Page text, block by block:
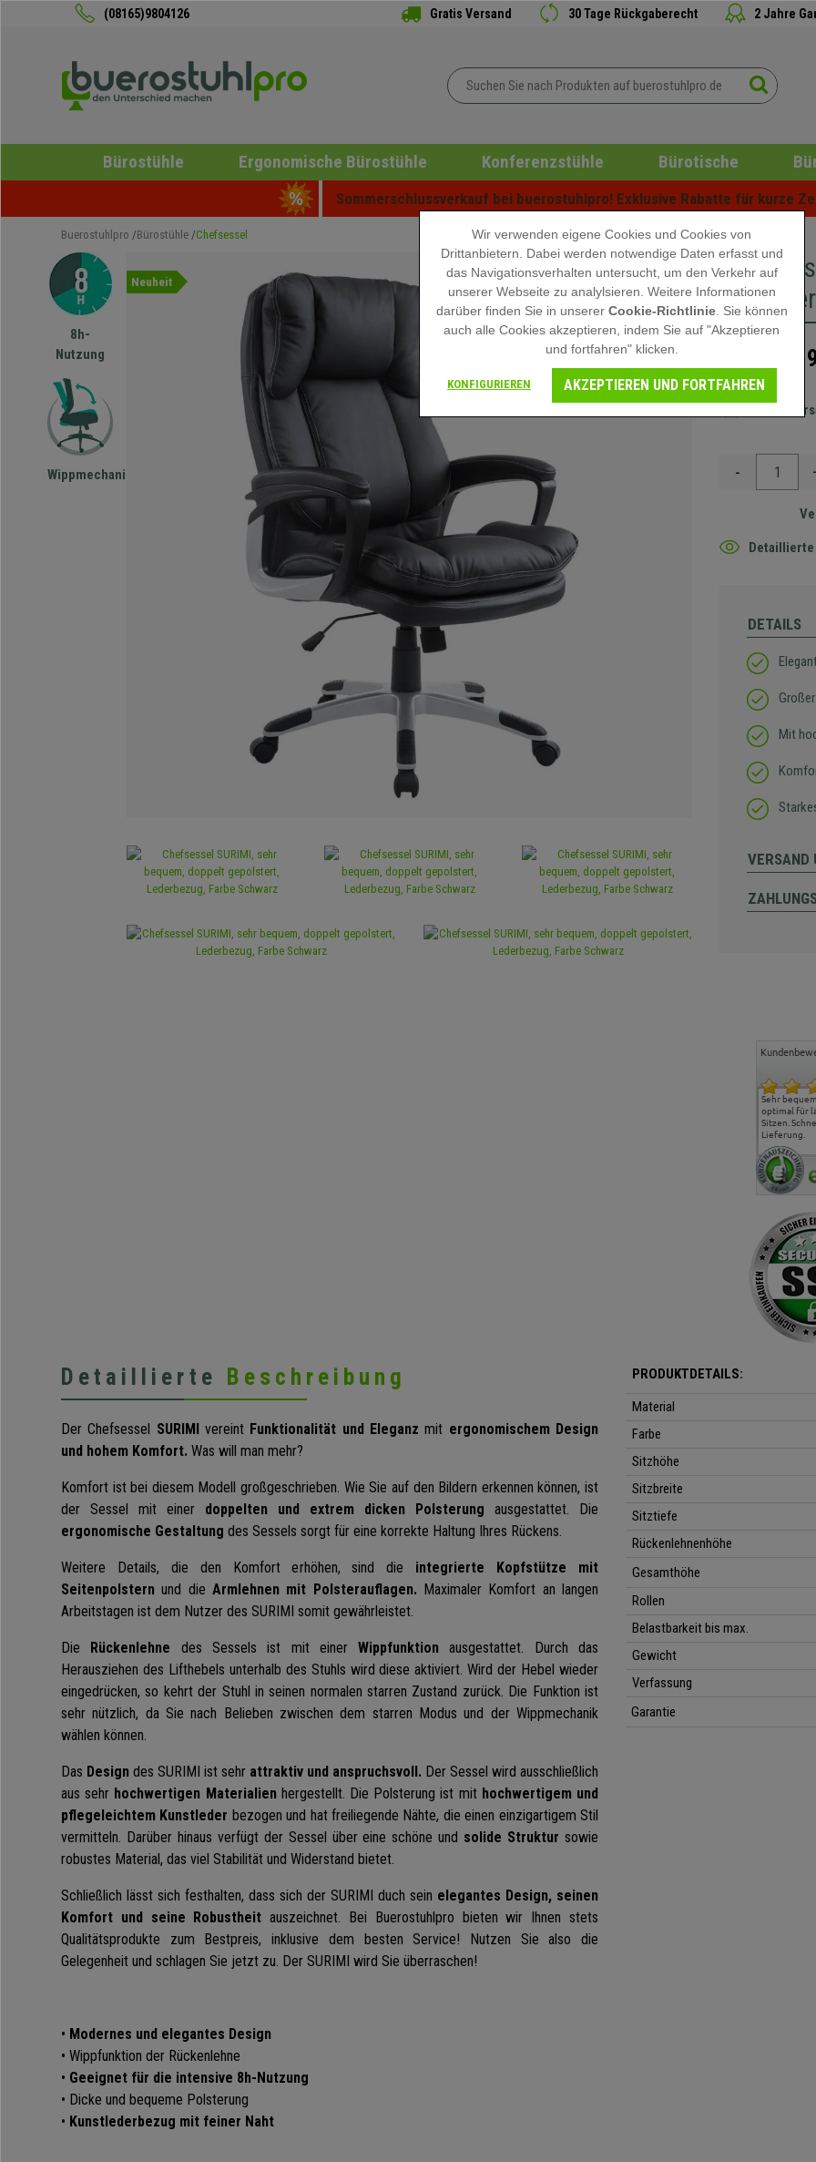
(08165)9804126 Gratis Versand 30 Tage Rückgaberecht 2 Jahre
Bürostühle Ergonomische Bürostühle Konferenzstühle Bürotische
Sommerschlussverkauf bei buerostuhlpro! Exklusive Rabatte für kurze
Buerostuhlpro Bürostühle Chefsessel
8h-
Nutzung
Wippmechanismus
Neuheit
Gratis
-
Detaillierte
DETAILS
Mit
VERSAND
Sehr
optimal für
Sitzen.
Lieferung.
Detaillierte Beschreibung
Der Chefsessel SURIMIvereint Funktionalität und Eleganz mit ergonomischem Design
und hohem Komfort. Was will man mehr?
Komfort ist bei diesem Modell großgeschrieben. Wie Sie auf den Bildern erkennen können, ist
der Sessel mit einer doppelten und extrem dicken Polsterung ausgestattet. Die
ergonomische Gestaltung des Sessels sorgt für eine korrekte Haltung Ihres Rückens.
Weitere Details, die den Komfort erhöhen, sind die integrierte Kopfstütze mit
Seitenpolstern und die Armlehnen mit Polsterauflagen. Maximaler Komfort an langen
Arbeitstagen ist dem Nutzer des SURIMI somit gewährleistet.
Die Rückenlehne des Sessels ist mit einerWippfunktion ausgestattet. Durch das
Herausziehen des Lifthebels unterhalb des Stuhls wird diese aktiviert. Wird der Hebel wieder
eingedrücken, so kehrt der Stuhl in seinen normalen starren Zustand zurück. Die Funktion ist
sehr nützlich, da Sie nach Belieben zwischen dem starren Modus und der Wippmechanik
wählen können.
Das Design des SURIMI ist sehr attraktiv und anspruchsvoll. Der Sessel wird ausschließlich
aus sehr hochwertigen Materialienhergestellt. Die Polsterung ist mit hochwertigem und
pflegeleichtem Kunstleder bezogen und hat freiliegende Nähte, die einen einzigartigem Stil
vermitteln. Darüber hinaus verfügt der Sessel über eine schöne und solide Struktur sowie
robustes Material, das viel Stabilität und Widerstand bietet.
Schließlich lässt sich festhalten, dass sich der SURIMI duch sein elegantes Design, seinen
Komfort und seine Robustheit auszeichnet. Bei Buerostuhlpro bieten wir Ihnen stets
Qualitätsprodukte zum Bestpreis, inklusive dem besten Service! Nutzen Sie also die
Gelegenheit und schlagen Sie jetzt zu. Der SURIMI wird Sie überraschen!
• Modernes und elegantes Design
• Wippfunktion der Rückenlehne
• Geeignet für die intensive 8h-Nutzung
• Dicke und bequeme Polsterung
• Kunstlederbezug mit feiner Naht
PRODUKTDETAILS:
Material
Farbe
Sitzhöhe
Sitzbreite
Sitztiefe
Rückenlehnenhöhe
Gesamthöhe
Rollen
Belastbarkeit bis max.
Gewicht
Verfassung
Garantie
Wir verwenden eigene Cookies und Cookies von
Drittanbietern. Dabei werden notwendige Daten erfasst und
das Navigationsverhalten untersucht, um den Verkehr auf
unserer Webseite zu analylsieren. Weitere Informationen
darüber finden Sie in unserer Cookie-Richtlinie. Sie können
auch alle Cookies akzeptieren, indem Sie auf "Akzeptieren
und fortfahren" klicken.
KONFIGURIEREN AKZEPTIEREN UND FORTFAHREN